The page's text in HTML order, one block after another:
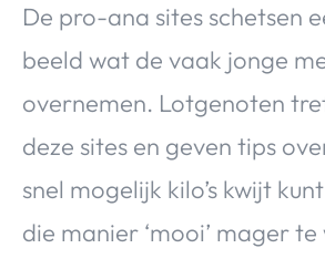
De Top 5
Contact
VALERIE'S CHOICE
Food & Drinks Health & Beauty
De pro-ana sites schetsen
beeld wat de vaak jonge
overnemen. Lotgenoten
deze sites en geven tips
snel mogelijk kilo’s kwijt
die manier ‘mooi’ mager